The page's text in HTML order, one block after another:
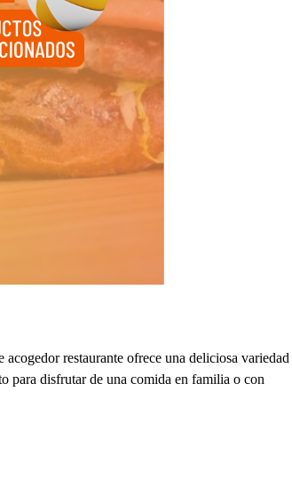
restaurante ofrece una deliciosa variedad
para disfrutar de una comida en familia o con